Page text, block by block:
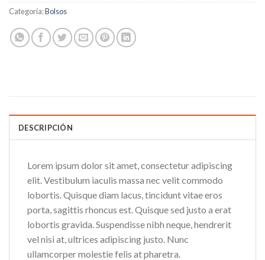
Categoría:Bolsos
DESCRIPCIÓN
Lorem ipsum dolor sit amet, consectetur adipiscing
elit. Vestibulum iaculis massa nec velit commodo
lobortis. Quisque diam lacus, tincidunt vitae eros
porta, sagittis rhoncus est. Quisque sed justo a erat
lobortis gravida. Suspendisse nibh neque, hendrerit
vel nisi at, ultrices adipiscing justo. Nunc
ullamcorper molestie felis at pharetra.